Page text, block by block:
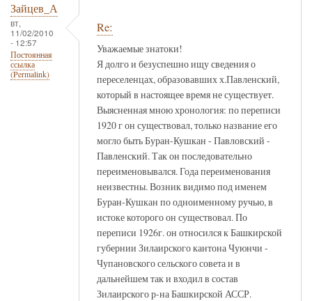
Зайцев_А
вт,
11/02/2010
- 12:57
Постоянная
ссылка
(Permalink)
Re:
Уважаемые знатоки!
Я долго и безуспешно ищу сведения о
переселенцах, образовавших х.Павленский,
который в настоящее время не существует.
Выясненная мною хронология: по переписи
1920 г он существовал, только название его
могло быть Буран-Кушкан - Павловский -
Павленский. Так он последовательно
переименовывался. Года переименования
неизвестны. Возник видимо под именем
Буран-Кушкан по одноименному ручью, в
истоке которого он существовал. По
переписи 1926г. он относился к Башкирской
губернии Зилаирского кантона Чуюнчи -
Чупановского сельского совета и в
дальнейшем так и входил в состав
Зилаирского р-на Башкирской АССР.